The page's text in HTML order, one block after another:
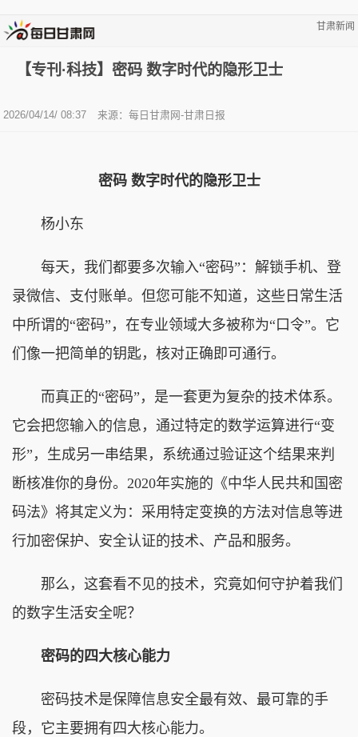
甘肃新闻
【专刊·科技】密码 数字时代的隐形卫士
2026/04/14/ 08:37 来源：每日甘肃网-甘肃日报
密码 数字时代的隐形卫士
杨小东
每天，我们都要多次输入“密码”：解锁手机、登
录微信、支付账单。但您可能不知道，这些日常生活
中所谓的“密码”，在专业领域大多被称为“口令”。它
们像一把简单的钥匙，核对正确即可通行。
而真正的“密码”，是一套更为复杂的技术体系。
它会把您输入的信息，通过特定的数学运算进行“变
形”，生成另一串结果，系统通过验证这个结果来判
断核准你的身份。2020年实施的《中华人民共和国密
码法》将其定义为：采用特定变换的方法对信息等进
行加密保护、安全认证的技术、产品和服务。
那么，这套看不见的技术，究竟如何守护着我们
的数字生活安全呢？
密码的四大核心能力
密码技术是保障信息安全最有效、最可靠的手
段，它主要拥有四大核心能力。